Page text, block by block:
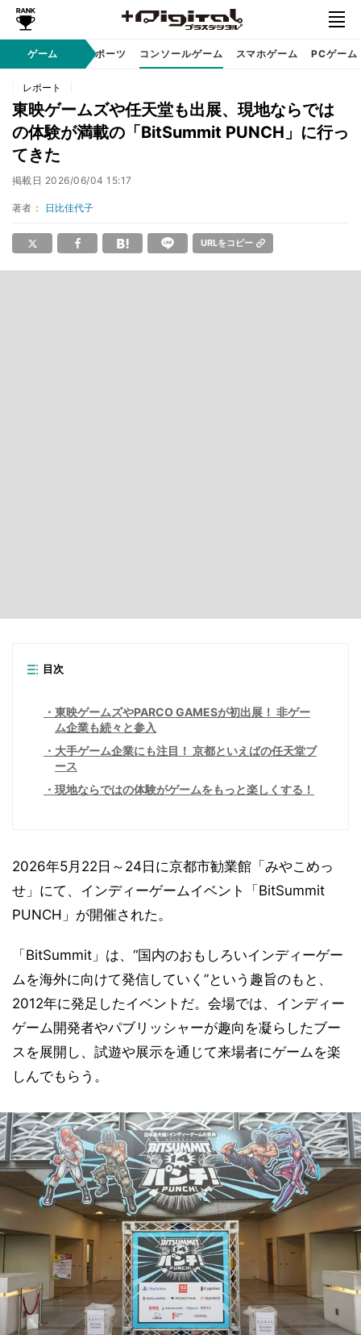
ゲーム eスポーツ コンソールゲーム スマホゲーム PCゲーム
レポート
東映ゲームズや任天堂も出展、現地ならでは
の体験が満載の「BitSummit PUNCH」に行っ
てきた
掲載日 2026/06/04 15:17
著者： 日比佳代子
URLをコピー
目次
東映ゲームズやPARCO GAMESが初出展！ 非ゲー
ム企業も続々と参入
大手ゲーム企業にも注目！ 京都といえばの任天堂ブ
ース
現地ならではの体験がゲームをもっと楽しくする！
2026年5月22日～24日に京都市勧業館「みやこめっ
せ」にて、インディーゲームイベント「BitSummit
PUNCH」が開催された。
「BitSummit」は、“国内のおもしろいインディーゲー
ムを海外に向けて発信していく”という趣旨のもと、
2012年に発足したイベントだ。会場では、インディー
ゲーム開発者やパブリッシャーが趣向を凝らしたブー
スを展開し、試遊や展示を通じて来場者にゲームを楽
しんでもらう。